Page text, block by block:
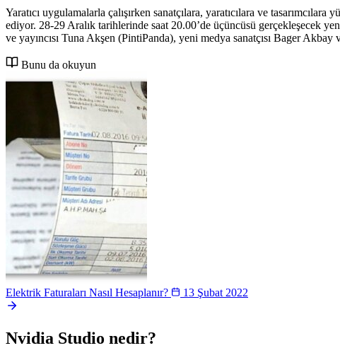
Yaratıcı uygulamalarla çalışırken sanatçılara, yaratıcılara ve
ediyor. 28-29 Aralık tarihlerinde saat 20.00’de üçüncüsü gerçekleşecek
ve yayıncısı Tuna Akşen (PintiPanda), yeni medya sanatçısı Bager
Bunu da okuyun
Elektrik Faturaları Nasıl Hesaplanır? 13 Şubat 2022
Nvidia Studio nedir?